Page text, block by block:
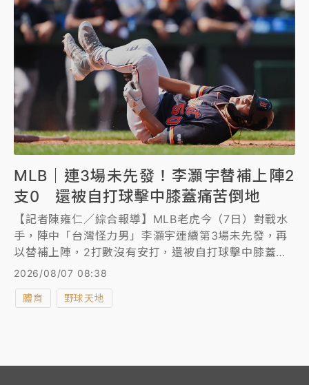
MLB｜連3場未先發！李灝宇替補上陣2
支0 還被自打球擊中膝蓋痛苦倒地
【記者陳雍仁／綜合報導】MLB老虎今（7日）對戰水
手，陣中「台灣怪力男」李灝宇連續第3場未先發，再
以替補上陣，2打數沒有安打，還被自打球擊中膝蓋，
一度痛苦倒地，幸好最終無大礙，終場老虎以11比0大
勝。
2026/08/07 08:38
體育 野球天地